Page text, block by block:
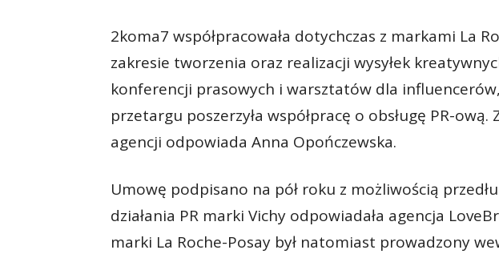
2koma7 współpracowała dotychczas z markami La
zakresie tworzenia oraz realizacji wysyłek
konferencji prasowych i warsztatów dla
przetargu poszerzyła współpracę o obsługę PR-
agencji odpowiada Anna Opończewska.
Umowę podpisano na pół roku z możliwością
działania PR marki Vichy odpowiadała agencja
marki La Roche-Posay był natomiast prowadzony